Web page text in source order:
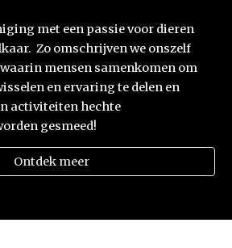
met een passie voor dieren
Zo omschrijven we onszelf
mensen samenkomen om
en ervaring te delen en
activiteiten hechte
gesmeed!
Ontdek meer